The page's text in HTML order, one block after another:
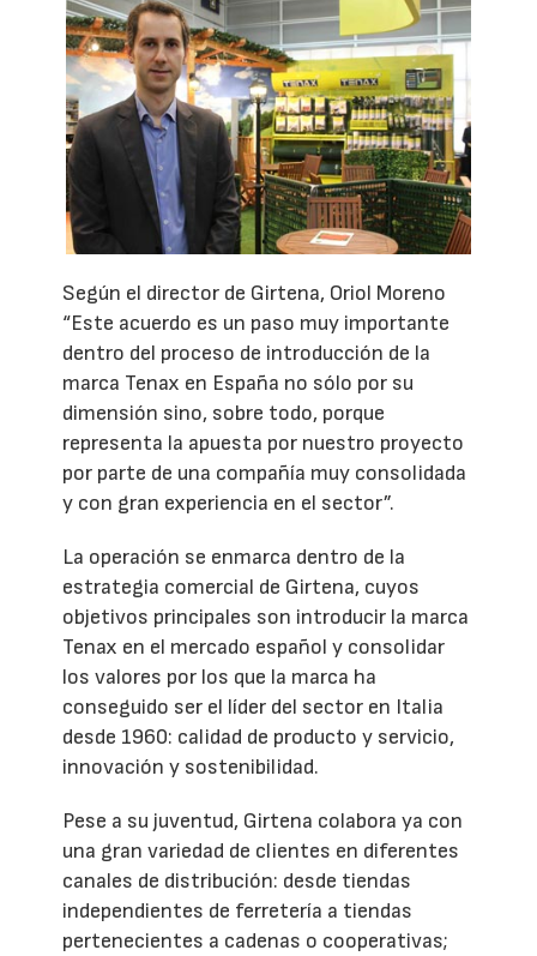
Según el director de Girtena, Oriol Moreno
“Este acuerdo es un paso muy importante
dentro del proceso de introducción de la
marca Tenax en España no sólo por su
dimensión sino, sobre todo, porque
representa la apuesta por nuestro proyecto
por parte de una compañía muy consolidada
y con gran experiencia en el sector”.
La operación se enmarca dentro de la
estrategia comercial de Girtena, cuyos
objetivos principales son introducir la marca
Tenax en el mercado español y consolidar
los valores por los que la marca ha
conseguido ser el líder del sector en Italia
desde 1960: calidad de producto y servicio,
innovación y sostenibilidad.
Pese a su juventud, Girtena colabora ya con
una gran variedad de clientes en diferentes
canales de distribución: desde tiendas
independientes de ferretería a tiendas
pertenecientes a cadenas o cooperativas;